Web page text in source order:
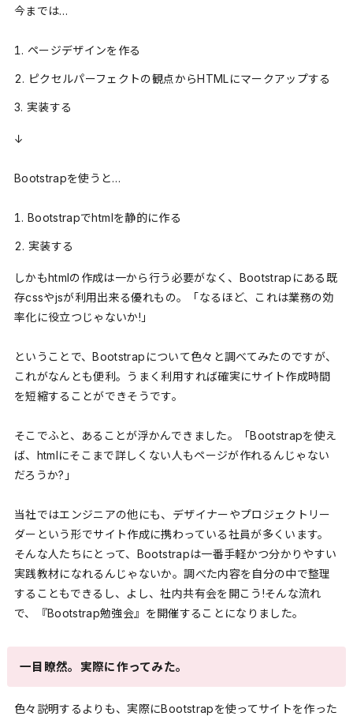
今までは…
ページデザインを作る
ピクセルパーフェクトの観点からHTMLにマークアップする
実装する
↓
Bootstrapを使うと…
Bootstrapでhtmlを静的に作る
実装する
しかもhtmlの作成は一から行う必要がなく、Bootstrapにある既
存cssやjsが利用出来る優れもの。「なるほど、これは業務の効
率化に役立つじゃないか!」
ということで、Bootstrapについて色々と調べてみたのですが、
これがなんとも便利。うまく利用すれば確実にサイト作成時間
を短縮することができそうです。
そこでふと、あることが浮かんできました。「Bootstrapを使え
ば、htmlにそこまで詳しくない人もページが作れるんじゃない
だろうか?」
当社ではエンジニアの他にも、デザイナーやプロジェクトリー
ダーという形でサイト作成に携わっている社員が多くいます。
そんな人たちにとって、Bootstrapは一番手軽かつ分かりやすい
実践教材になれるんじゃないか。調べた内容を自分の中で整理
することもできるし、よし、社内共有会を開こう!そんな流れ
で、『Bootstrap勉強会』を開催することになりました。
一目瞭然。実際に作ってみた。
色々説明するよりも、実際にBootstrapを使ってサイトを作った